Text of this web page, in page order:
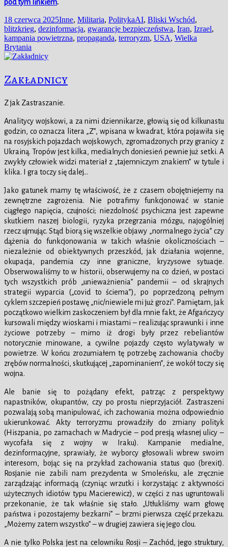
pod tym linkiem.
Data
publikacji
18 czerwca 2025Kategorie
Inne, Militaria, PolitykaTagi
AI, Bliski Wschód,
blitzkrieg, dezinformacja, gwarancje bezpieczeństwa, Iran, Izrael,
kampania powietrzna, propaganda, terroryzm, USA, Wielka
Brytania
Zakładnicy
Z jak Zastraszanie.
Analitycy wojskowi, a za nimi dziennikarze, głowią się od kilkunastu
godzin, co oznacza litera „Z”, wpisana w kwadrat, która pojawiła się
na rosyjskich pojazdach wojskowych, zgromadzonych przy granicy z
Ukrainą. Tropów jest kilka, medialnych doniesień pewnie już setki. A
zwykły człowiek widzi materiał z „tajemniczym znakiem” w tytule i
klika. I gra toczy się dalej…
Jako gatunek mamy tę właściwość, że z czasem obojętniejemy na
zewnętrzne zagrożenia. Nie potrafimy funkcjonować w stanie
ciągłego napięcia, czujności; niezdolność psychiczna jest zapewne
skutkiem naszej biologii, ryzyka przegrzania mózgu, najogólniej
rzecz ujmując. Stąd biorą się wszelkie objawy „normalnego życia” czy
dążenia do funkcjonowania w takich właśnie okolicznościach –
niezależnie od obiektywnych przeszkód, jak działania wojenne,
okupacja, pandemia czy inne graniczne, kryzysowe sytuacje.
Obserwowaliśmy to w historii, obserwujemy na co dzień, w postaci
tych wszystkich prób „unieważnienia” pandemii – od skrajnych
strategii wyparcia („covid to ściema”), po poprzedzoną pełnym
cyklem szczepień postawę „nic/niewiele mi już grozi”. Pamiętam, jak
początkowo wielkim zaskoczeniem był dla mnie fakt, że Afgańczycy
kursowali między wioskami i miastami – realizując sprawunki i inne
życiowe potrzeby – mimo iż drogi były przez rebeliantów
notorycznie minowane, a cywilne pojazdy często wylatywały w
powietrze. W końcu zrozumiałem tę potrzebę zachowania choćby
zrębów normalności, skutkującej „zapominaniem”, że wokół toczy się
wojna.
Ale banie się to pożądany efekt, patrząc z perspektywy
napastników, okupantów, czy po prostu nieprzyjaciół. Zastraszeni
pozwalają sobą manipulować, ich zachowania można odpowiednio
ukierunkować. Akty terroryzmu prowadziły do zmiany polityk
(Hiszpania, po zamachach w Madrycie – pod presją własnej ulicy –
wycofała się z wojny w Iraku). Kampanie medialne,
dezinformacyjne, sprawiały, że wyborcy głosowali wbrew swoim
interesom, bojąc się na przykład zachowania status quo (brexit).
Rosjanie nie zabili nam prezydenta w Smoleńsku, ale zręcznie
zarządzając informacją (czyniąc wrzutki i korzystając z aktywności
użytecznych idiotów typu Macierewicz), w części z nas ugruntowali
przekonanie, że tak właśnie się stało. „Utłukliśmy wam głowę
państwa i pozostajemy bezkarni” – brzmi pierwsza część przekazu.
„Możemy zatem wszystko” – w drugiej zawiera się jego clou.
A nie tylko Polska jest na celowniku Rosji – Zachód, jego struktury,